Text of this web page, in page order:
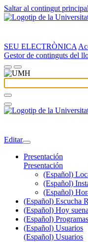
Saltar al contingut principal
SEU ELECTRÒNICA
Gestor de continguts del
Editar
Presentación
Presentación
(Español)
(Español)
(Español)
(Español) Escucha
(Español) Hoy
(Español) Programas
(Español) Usuarios
(Español) Usuarios